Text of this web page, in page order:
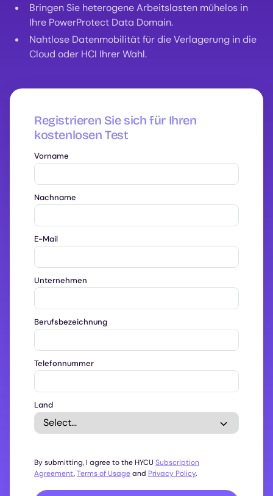
Bringen Sie heterogene Arbeitslasten mühelos in
Ihre PowerProtect Data Domain.
Nahtlose Datenmobilität für die Verlagerung in die
Cloud oder HCI Ihrer Wahl.
Registrieren Sie sich für Ihren
kostenlosen Test
Vorname
Nachname
E-Mail
Unternehmen
Berufsbezeichnung
Telefonnummer
Land
By submitting, I agree to the HYCU Subscription
Agreement,Terms of Usageand Privacy Policy.